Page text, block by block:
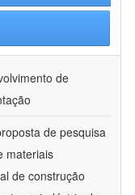
de
de pesquisa
materiais
de construção